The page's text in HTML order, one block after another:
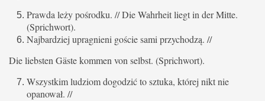
Prawda leży pośrodku. // Die Wahrheit liegt in der Mitte.
(Sprichwort).
Najbardziej upragnieni goście sami przychodzą. //
Die liebsten Gäste kommen von selbst. (Sprichwort).
Wszystkim ludziom dogodzić to sztuka, której nikt nie
opanował. //